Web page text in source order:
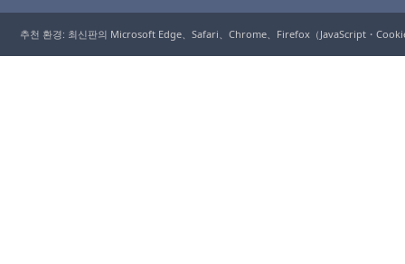
추천 환경: 최신판의 Microsoft Edge、Safari、Chrome、Firefox（JavaScript・